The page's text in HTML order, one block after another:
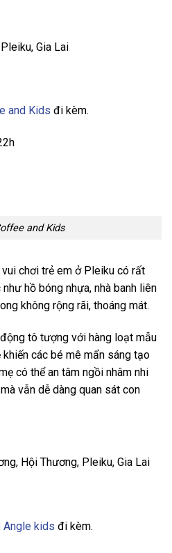
Gia Lai
and Kids đi kèm.
and Kids
chơi trẻ em ở Pleiku có rất
hồ bóng nhựa, nhà banh liên
không rộng rãi, thoáng mát.
tô tượng với hàng loạt mẫu
các bé mê mẩn sáng tạo
có thể an tâm ngồi nhâm nhi
vẫn dễ dàng quan sát con
Hội Thương, Pleiku, Gia Lai
Angle kids đi kèm.